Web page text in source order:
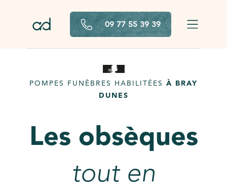
09 77 55 39 39
POMPES FUNÈBRES HABILITÉES À BRAY
DUNES
Les obsèques
tout en